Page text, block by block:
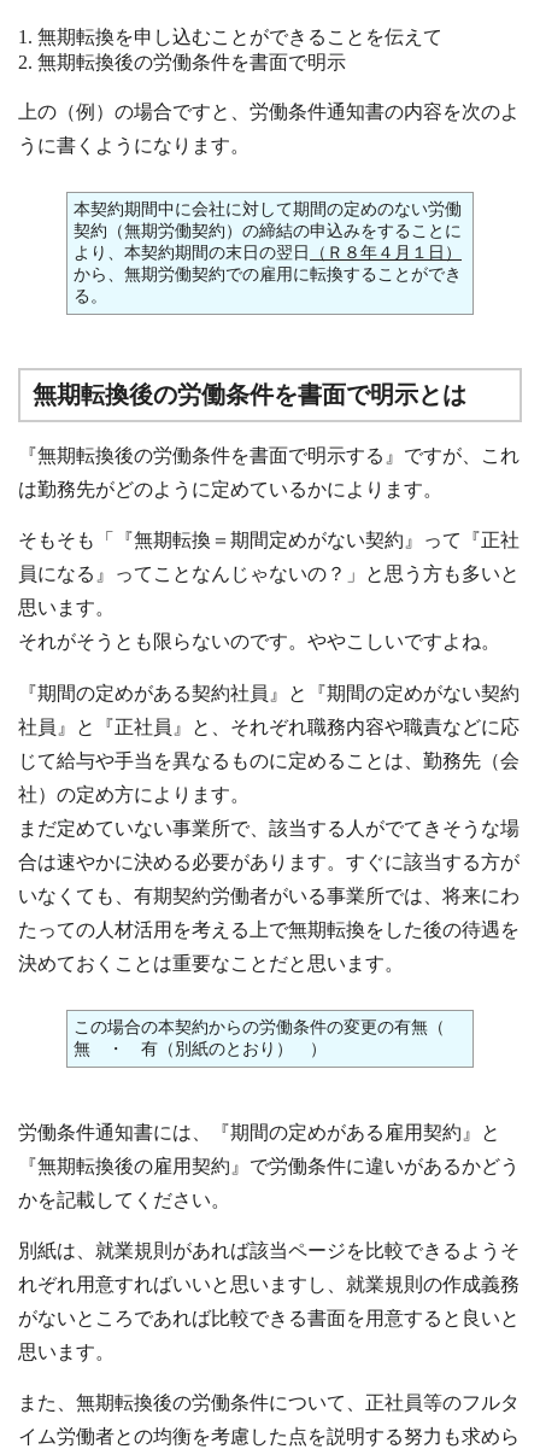
無期転換を申し込むことができることを伝えて
無期転換後の労働条件を書面で明示
上の（例）の場合ですと、労働条件通知書の内容を次のよ
うに書くようになります。
本契約期間中に会社に対して期間の定めのない労働
契約（無期労働契約）の締結の申込みをすることに
より、本契約期間の末日の翌日
（Ｒ８年４月１日）
から、無期労働契約での雇用に転換することができ
る。
無期転換後の労働条件を書面で明示とは
『無期転換後の労働条件を書面で明示する』ですが、これ
は勤務先がどのように定めているかによります。
そもそも「『無期転換＝期間定めがない契約』って『正社
員になる』ってことなんじゃないの？」と思う方も多いと
思います。
それがそうとも限らないのです。ややこしいですよね。
『期間の定めがある契約社員』と『期間の定めがない契約
社員』と『正社員』と、それぞれ職務内容や職責などに応
じて給与や手当を異なるものに定めることは、勤務先（会
社）の定め方によります。
まだ定めていない事業所で、該当する人がでてきそうな場
合は速やかに決める必要があります。すぐに該当する方が
いなくても、有期契約労働者がいる事業所では、将来にわ
たっての人材活用を考える上で無期転換をした後の待遇を
決めておくことは重要なことだと思います。
この場合の本契約からの労働条件の変更の有無（
無 ・ 有（別紙のとおり） ）
労働条件通知書には、『期間の定めがある雇用契約』と
『無期転換後の雇用契約』で労働条件に違いがあるかどう
かを記載してください。
別紙は、就業規則があれば該当ページを比較できるようそ
れぞれ用意すればいいと思いますし、就業規則の作成義務
がないところであれば比較できる書面を用意すると良いと
思います。
また、無期転換後の労働条件について、正社員等のフルタ
イム労働者との均衡を考慮した点を説明する努力も求めら